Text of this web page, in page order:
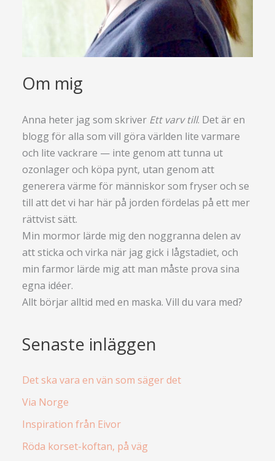
Om mig
Anna heter jag som skriver Ett varv till. Det är en
blogg för alla som vill göra världen lite varmare
och lite vackrare — inte genom att tunna ut
ozonlager och köpa pynt, utan genom att
generera värme för människor som fryser och se
till att det vi har här på jorden fördelas på ett mer
rättvist sätt.
Min mormor lärde mig den noggranna delen av
att sticka och virka när jag gick i lågstadiet, och
min farmor lärde mig att man måste prova sina
egna idéer.
Allt börjar alltid med en maska. Vill du vara med?
Senaste inläggen
Det ska vara en vän som säger det
Via Norge
Inspiration från Eivor
Röda korset-koftan, på väg